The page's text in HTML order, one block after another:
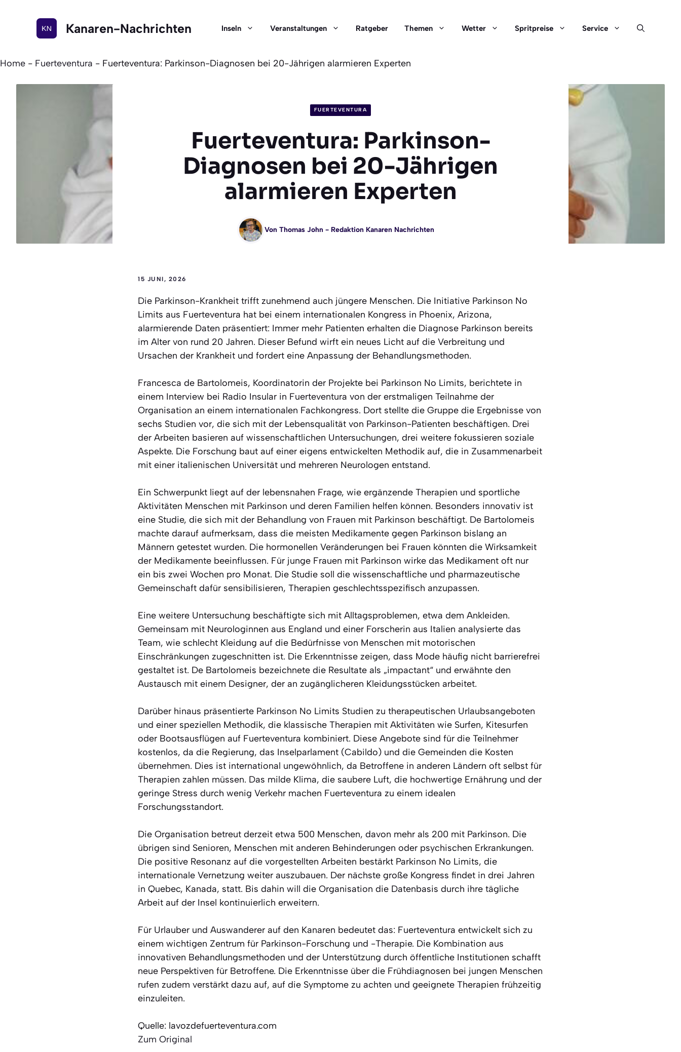
Kanaren-Nachrichten Inseln Veranstaltungen Ratgeber Themen Wetter Spritpreise Service
Home - Fuerteventura - Fuerteventura: Parkinson-Diagnosen bei 20-Jährigen alarmieren Experten
FUERTEVENTURA
Fuerteventura: Parkinson-
Diagnosen bei 20-Jährigen
alarmieren Experten
Von Thomas John- Redaktion Kanaren Nachrichten
15 JUNI, 2026
Die Parkinson-Krankheit trifft zunehmend auch jüngere Menschen. Die Initiative Parkinson No
Limits aus Fuerteventura hat bei einem internationalen Kongress in Phoenix, Arizona,
alarmierende Daten präsentiert: Immer mehr Patienten erhalten die Diagnose Parkinson bereits
im Alter von rund 20 Jahren. Dieser Befund wirft ein neues Licht auf die Verbreitung und
Ursachen der Krankheit und fordert eine Anpassung der Behandlungsmethoden.
Francesca de Bartolomeis, Koordinatorin der Projekte bei Parkinson No Limits, berichtete in
einem Interview bei Radio Insular in Fuerteventura von der erstmaligen Teilnahme der
Organisation an einem internationalen Fachkongress. Dort stellte die Gruppe die Ergebnisse von
sechs Studien vor, die sich mit der Lebensqualität von Parkinson-Patienten beschäftigen. Drei
der Arbeiten basieren auf wissenschaftlichen Untersuchungen, drei weitere fokussieren soziale
Aspekte. Die Forschung baut auf einer eigens entwickelten Methodik auf, die in Zusammenarbeit
mit einer italienischen Universität und mehreren Neurologen entstand.
Ein Schwerpunkt liegt auf der lebensnahen Frage, wie ergänzende Therapien und sportliche
Aktivitäten Menschen mit Parkinson und deren Familien helfen können. Besonders innovativ ist
eine Studie, die sich mit der Behandlung von Frauen mit Parkinson beschäftigt. De Bartolomeis
machte darauf aufmerksam, dass die meisten Medikamente gegen Parkinson bislang an
Männern getestet wurden. Die hormonellen Veränderungen bei Frauen könnten die Wirksamkeit
der Medikamente beeinflussen. Für junge Frauen mit Parkinson wirke das Medikament oft nur
ein bis zwei Wochen pro Monat. Die Studie soll die wissenschaftliche und pharmazeutische
Gemeinschaft dafür sensibilisieren, Therapien geschlechtsspezifisch anzupassen.
Eine weitere Untersuchung beschäftigte sich mit Alltagsproblemen, etwa dem Ankleiden.
Gemeinsam mit Neurologinnen aus England und einer Forscherin aus Italien analysierte das
Team, wie schlecht Kleidung auf die Bedürfnisse von Menschen mit motorischen
Einschränkungen zugeschnitten ist. Die Erkenntnisse zeigen, dass Mode häufig nicht barrierefrei
gestaltet ist. De Bartolomeis bezeichnete die Resultate als „impactant“ und erwähnte den
Austausch mit einem Designer, der an zugänglicheren Kleidungsstücken arbeitet.
Darüber hinaus präsentierte Parkinson No Limits Studien zu therapeutischen Urlaubsangeboten
und einer speziellen Methodik, die klassische Therapien mit Aktivitäten wie Surfen, Kitesurfen
oder Bootsausflügen auf Fuerteventura kombiniert. Diese Angebote sind für die Teilnehmer
kostenlos, da die Regierung, das Inselparlament (Cabildo) und die Gemeinden die Kosten
übernehmen. Dies ist international ungewöhnlich, da Betroffene in anderen Ländern oft selbst für
Therapien zahlen müssen. Das milde Klima, die saubere Luft, die hochwertige Ernährung und der
geringe Stress durch wenig Verkehr machen Fuerteventura zu einem idealen
Forschungsstandort.
Die Organisation betreut derzeit etwa 500 Menschen, davon mehr als 200 mit Parkinson. Die
übrigen sind Senioren, Menschen mit anderen Behinderungen oder psychischen Erkrankungen.
Die positive Resonanz auf die vorgestellten Arbeiten bestärkt Parkinson No Limits, die
internationale Vernetzung weiter auszubauen. Der nächste große Kongress findet in drei Jahren
in Quebec, Kanada, statt. Bis dahin will die Organisation die Datenbasis durch ihre tägliche
Arbeit auf der Insel kontinuierlich erweitern.
Für Urlauber und Auswanderer auf den Kanaren bedeutet das: Fuerteventura entwickelt sich zu
einem wichtigen Zentrum für Parkinson-Forschung und -Therapie. Die Kombination aus
innovativen Behandlungsmethoden und der Unterstützung durch öffentliche Institutionen schafft
neue Perspektiven für Betroffene. Die Erkenntnisse über die Frühdiagnosen bei jungen Menschen
rufen zudem verstärkt dazu auf, auf die Symptome zu achten und geeignete Therapien frühzeitig
einzuleiten.
Quelle: lavozdefuerteventura.com
Zum Original